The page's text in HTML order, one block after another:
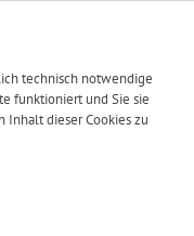
technisch notwendige
funktioniert und Sie sie
dieser Cookies zu